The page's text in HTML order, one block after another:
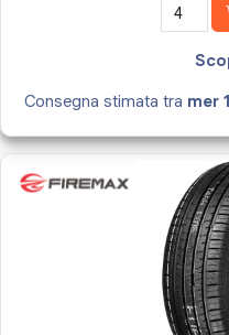
Consegna stimata tra mer